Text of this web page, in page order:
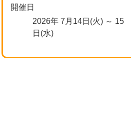
開催日
2026年 7月14日(火) ～ 15
日(水)